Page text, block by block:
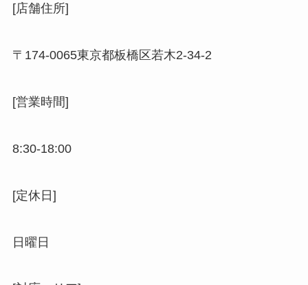
[店舗住所]
〒 174-0065東京都板橋区若木2-34-2
[営業時間]
8:30-18:00
[定休日]
日曜日